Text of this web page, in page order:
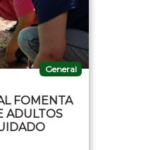
General
FOMENTA
ADULTOS